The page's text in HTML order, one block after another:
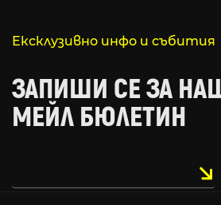
Ексклузивно инфо и събития
ЗАПИШИ СЕ ЗА
МЕЙЛ БЮЛЕТИН